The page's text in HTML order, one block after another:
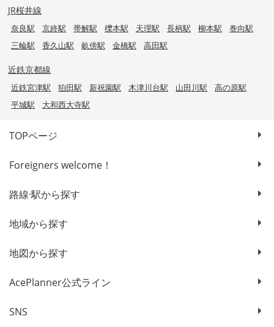
JR桜井線
奈良駅 京終駅 帯解駅 櫟本駅 天理駅 長柄駅 柳本駅
巻向駅
三輪駅
香久山駅 畝傍駅 金橋駅 高田駅
近鉄京都線
近鉄宮津駅 狛田駅 新祝園駅 木津川台駅 山田川駅
高の原駅
平城駅
大和西大寺駅
TOPページ
Foreigners welcome！
路線·駅から探す
地域から探す
地図から探す
AcePlanner公式ライン
SNS